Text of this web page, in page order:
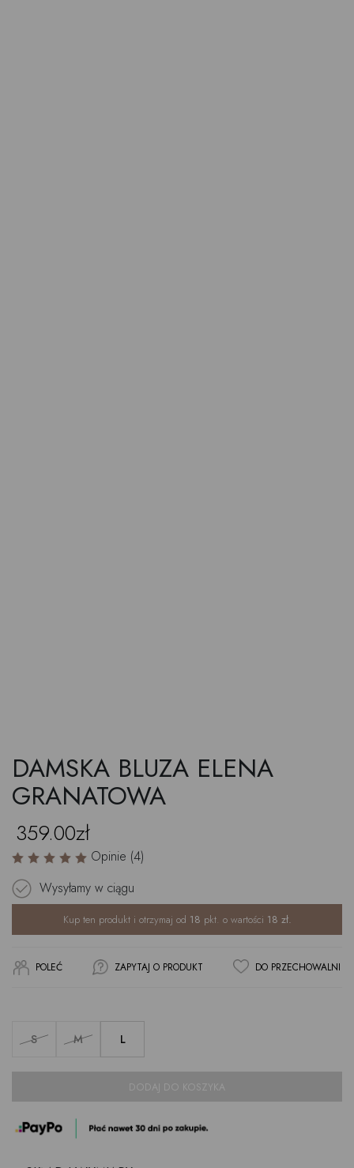
DAMSKA BLUZA ELENA
GRANATOWA
359.00zł
Opinie (4)
Wysyłamy w ciągu
Kup ten produkt i otrzymaj od 18 pkt. o wartości 18 zł.
POLEĆ ZAPYTAJ O PRODUKT DO PRZECHOWALNI
S M L
DODAJ DO KOSZYKA